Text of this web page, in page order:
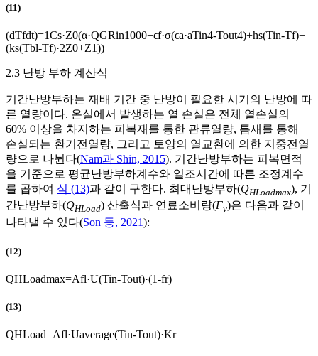
(11)
(dTfdt)=1Cs·Z0(α·QGRin1000+ϵf·σ(ϵa·aTin4-Tout4)+hs(Tin-Tf)+
(ks(Tbl-Tf)·2Z0+Z1))
2.3 난방 부하 계산식
기간난방부하는 재배 기간 중 난방이 필요한 시기의 난방에 따
른 열량이다. 온실에서 발생하는 열 손실은 전체 열손실의
60% 이상을 차지하는 피복재를 통한 관류열량, 틈새를 통해
손실되는 환기전열량, 그리고 토양의 열교환에 의한 지중전열
량으로 나뉜다(Nam과 Shin, 2015). 기간난방부하는 피복면적
을 기준으로 평균난방부하계수와 일조시간에 따른 조정계수
를 곱하여 식 (13)과 같이 구한다. 최대난방부하(QHLoadmax), 기
간난방부하(QHLoad) 산출식과 연료소비량(Fv)은 다음과 같이
나타낼 수 있다(Son 등, 2021):
(12)
QHLoadmax=Afl·U(Tin-Tout)·(1-fr)
(13)
QHLoad=Afl·Uaverage(Tin-Tout)·Kr